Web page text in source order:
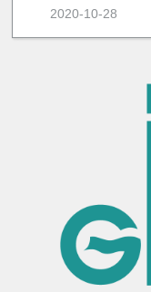
2020-10-28